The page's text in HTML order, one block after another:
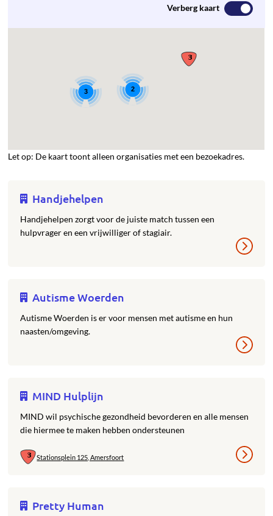
Verberg kaart
2
3
Let op: De kaart toont alleen organisaties met een bezoekadres.
Handjehelpen
Handjehelpen zorgt voor de juiste match tussen een
hulpvrager en een vrijwilliger of stagiair.
Autisme Woerden
Autisme Woerden is er voor mensen met autisme en hun
naasten/omgeving.
MIND Hulplijn
MIND wil psychische gezondheid bevorderen en alle mensen
die hiermee te maken hebben ondersteunen
Stationsplein 125, Amersfoort
Pretty Human